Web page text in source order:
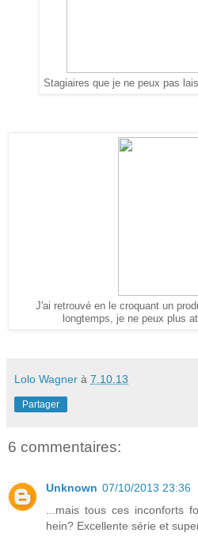
Stagiaires que je ne peux pas
J'ai retrouvé en le croquant un
longtemps, je ne peux plus
Lolo Wagner à 7.10.13
Partager
6 commentaires:
Unknown 07/10/2013 23:36
...mais tous ces inconforts
hein? Excellente série et